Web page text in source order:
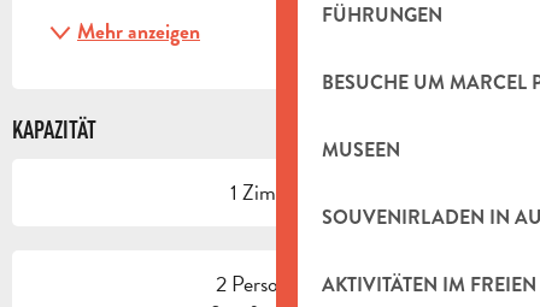
FÜHRUNGEN
BESUCHE UM MARCEL
MUSEEN
SOUVENIRLADEN IN
AKTIVITÄTEN IM FREIEN
Mehr anzeigen
KAPAZITÄT
1 Zimmer
2 Person(en)